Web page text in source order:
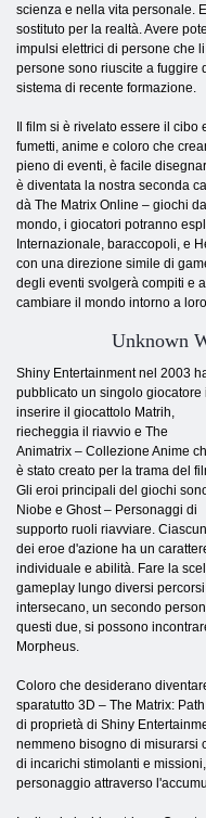
scienza e nella vita personale.
sostituto per la realtà. Avere
impulsi elettrici di persone che
persone sono riuscite a fuggire
sistema di recente formazione.
Il film si è rivelato essere il
fumetti, anime e coloro che
pieno di eventi, è facile
è diventata la nostra seconda
dà The Matrix Online – giochi
mondo, i giocatori potranno
Internazionale, baraccopoli, e
con una direzione simile di
degli eventi svolgerà compiti e
cambiare il mondo intorno a
Unknown
Shiny Entertainment nel 2003
pubblicato un singolo giocatore
inserire il giocattolo Matrih,
riecheggia il riavvio e The
Animatrix – Collezione Anime
è stato creato per la trama del
Gli eroi principali del giochi
Niobe e Ghost – Personaggi di
supporto ruoli riavviare.
dei eroe d'azione ha un
individuale e abilità. Fare la
gameplay lungo diversi
intersecano, un secondo
questi due, si possono
Morpheus.
Coloro che desiderano
sparatutto 3D – The Matrix:
di proprietà di Shiny
nemmeno bisogno di misurarsi
di incarichi stimolanti e
personaggio attraverso